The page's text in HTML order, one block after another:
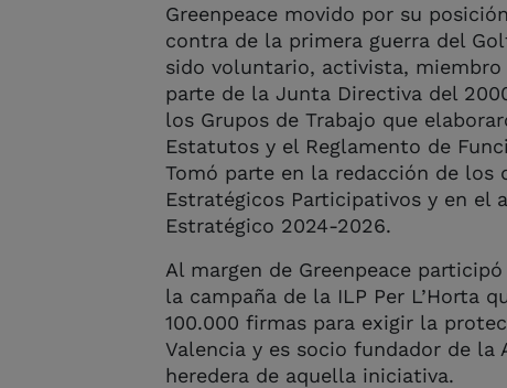
Greenpeace movido por su
contra de la primera guerra del
sido voluntario, activista, miembro
parte de la Junta Directiva del
los Grupos de Trabajo que
Estatutos y el Reglamento de
Tomó parte en la redacción de los
Estratégicos Participativos y en el
Estratégico 2024-2026.
Al margen de Greenpeace
la campaña de la ILP Per L’Horta
100.000 firmas para exigir la
Valencia y es socio fundador de la
heredera de aquella iniciativa.